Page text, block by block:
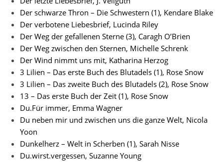
Der schwarze Thron – Die Schwestern (1), Kendare Blake
Der verbotene Liebesbrief, Lucinda Riley
Der Weg der gefallenen Sterne (3), Caragh O’Brien
Der Weg zwischen den Sternen, Michelle Schrenk
Der Wind nimmt uns mit, Katharina Herzog
3 Lilien – Das erste Buch des Blutadels (1), Rose Snow
3 Lilien – Das zweite Buch des Blutadels (2), Rose Snow
13 – Das erste Buch der Zeit (1), Rose Snow
Du.Für immer, Emma Wagner
Du neben mir und zwischen uns die ganze Welt, Nicola
Yoon
Dunkelherz – Welt in Scherben (1), Sarah Nisse
Du.wirst.vergessen, Suzanne Young